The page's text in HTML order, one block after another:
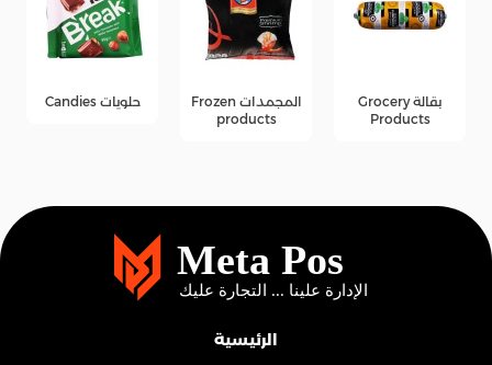
المجمدات Frozen
products
حلويات Candies
جبن Cheese
الرئيسية